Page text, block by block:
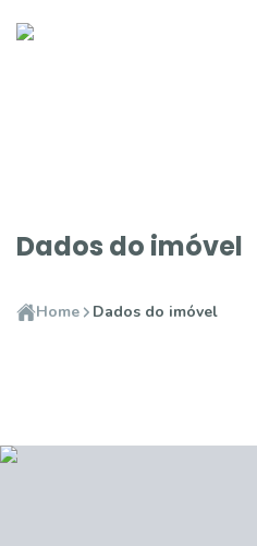
Dados do imóvel
Home Dados do imóvel